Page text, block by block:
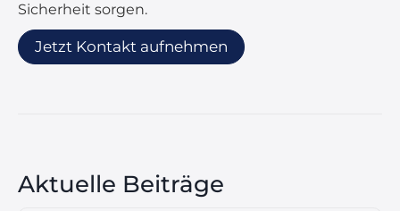
Sicherheit sorgen.
Jetzt Kontakt aufnehmen
Aktuelle Beiträge